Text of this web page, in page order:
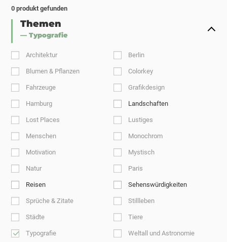
0 produkt gefunden
Themen
— Typografie
Architektur Berlin
Blumen & Pflanzen Colorkey
Fahrzeuge Grafikdesign
Hamburg Landschaften
Lost Places Lustiges
Menschen Monochrom
Motivation Mystisch
Natur Paris
Reisen Sehenswürdigkeiten
Sprüche & Zitate Stillleben
Städte Tiere
Typografie Weltall und Astronomie